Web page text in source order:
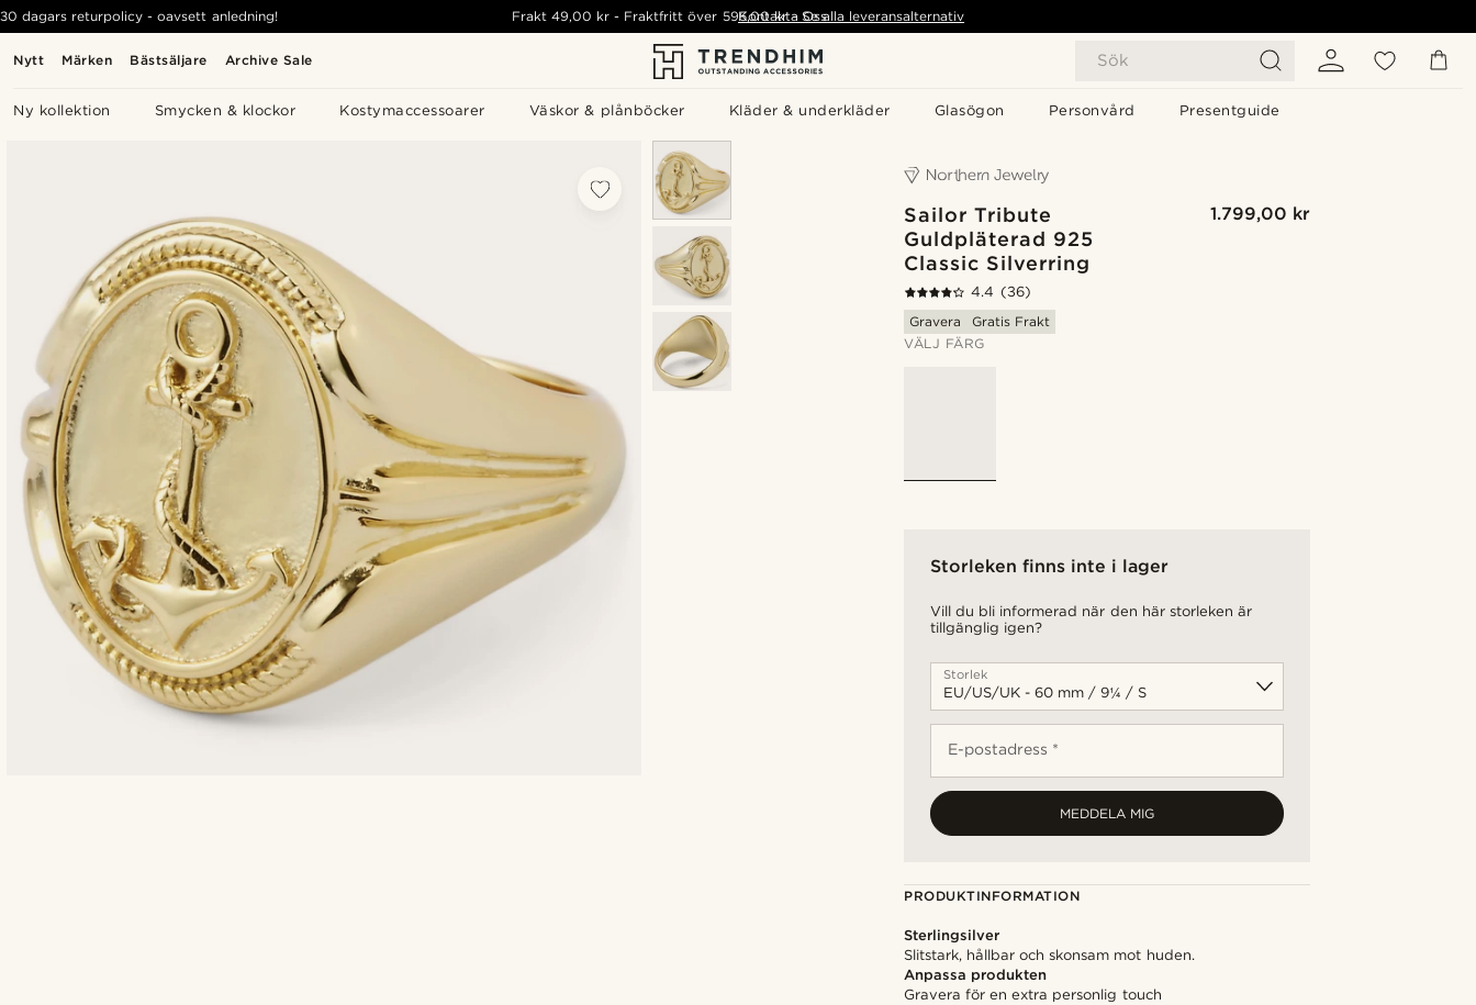
Nytt Märken Bästsäljare Archive Sale Sök
Ny kollektion Smycken & klockor Kostymaccessoarer Väskor & plånböcker Kläder & underkläder Glasögon Personvård Presentguide
30 dagars returpolicy - oavsett anledning! Frakt49,00 kr - Fraktfritt över 595,00 kr - Se alla leveransalternativ
Kontakta Oss
Sailor Tribute
Guldpläterad 925
Classic Silverring
1.799,00 kr
4.4 (36)
Gravera
Gratis Frakt
VÄLJ FÄRG
Storleken finns inte i lager
Vill du bli informerad när den här storleken är
tillgänglig igen?
Storlek
E-postadress *
MEDDELA MIG
PRODUKTINFORMATION
Sterlingsilver
Slitstark, hållbar och skonsam mot huden.
Anpassa produkten
Gravera för en extra personlig touch